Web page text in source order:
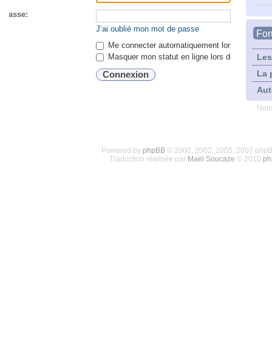
La
passe:
J’ai oublié mon mot de passe
Me connecter automatiquement lors de
Masquer mon statut en ligne lors de cette
Powered by phpBB© 2000, 2002, 2005, 2007
Traduction réalisée par Maël Soucaze © 2010